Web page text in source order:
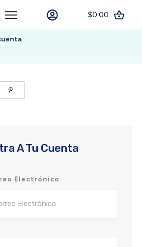
$0.00
A Tu Cuenta
Electrónico